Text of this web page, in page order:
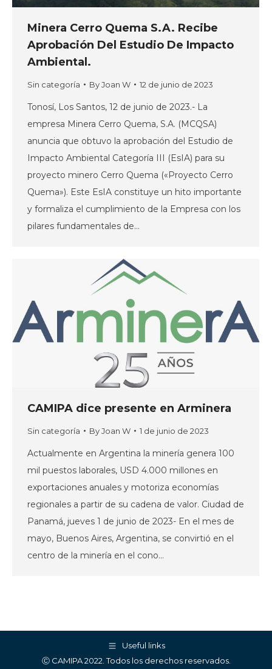
Minera Cerro Quema S.A. Recibe
Aprobación Del Estudio De Impacto
Ambiental.
Sin categoría ByJoan W 12 de junio de 2023
Tonosí, Los Santos, 12 de junio de 2023.- La
empresa Minera Cerro Quema, S.A. (MCQSA)
anuncia que obtuvo la aprobación del Estudio de
Impacto Ambiental Categoría III (EsIA) para su
proyecto minero Cerro Quema («Proyecto Cerro
Quema»). Este EsIA constituye un hito importante
y formaliza el cumplimiento de la Empresa con los
pilares fundamentales de…
CAMIPA dice presente en Arminera
Sin categoría ByJoan W 1 de junio de 2023
Actualmente en Argentina la minería genera 100
mil puestos laborales, USD 4.000 millones en
exportaciones anuales y motoriza economías
regionales a partir de su cadena de valor. Ciudad de
Panamá, jueves 1 de junio de 2023- En el mes de
mayo, Buenos Aires, Argentina, se convirtió en el
centro de la minería en el cono…
Useful links
Ⓒ CAMIPA 2022. Todos los derechos reservados.